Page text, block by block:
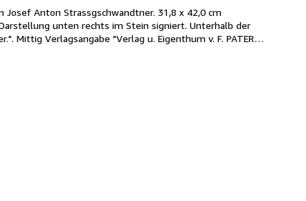
Anton Strassgschwandtner. 31,8 x 42,0 cm
unten rechts im Stein signiert. Unterhalb der
Mittig Verlagsangabe "Verlag u. Eigenthum v. F. PATER…